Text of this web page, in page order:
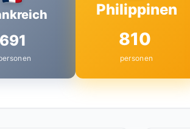
691
Philippinen
810
personen